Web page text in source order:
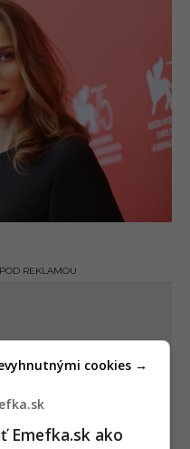
REKLAMOU
Emefka.sk ako
cookies →